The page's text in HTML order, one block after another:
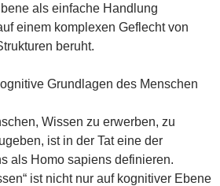
als einfache Handlung
einem komplexen Geflecht von
beruht.
Grundlagen des Menschen
Wissen zu erwerben, zu
ist in der Tat eine der
als Homo sapiens definieren.
ist nicht nur auf kognitiver Ebene